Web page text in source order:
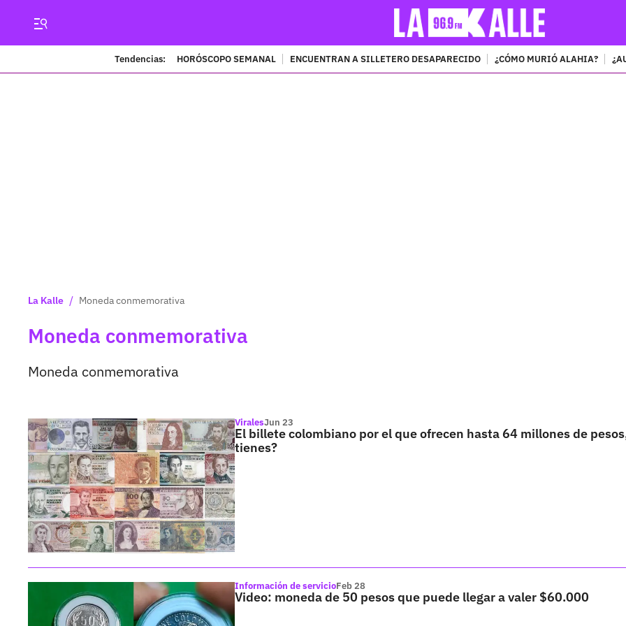
Tendencias: HORÓSCOPO SEMANAL ENCUENTRAN A SILLETERO DESAPARECIDO ¿CÓMO MURIÓ ALAHIA?
La Kalle / Moneda conmemorativa
Moneda conmemorativa
Moneda conmemorativa
ViralesJun 23
El billete colombiano por el que ofrecen hasta 64 millones de
tienes?
Información de servicioFeb 28
Video: moneda de 50 pesos que puede llegar a valer $60.000